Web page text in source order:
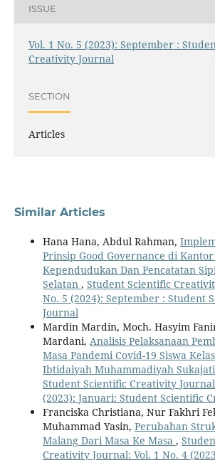
ISSUE
Vol. 1 No. 5 (2023): September :
Creativity Journal
SECTION
Articles
Similar Articles
Hana Hana, Abdul Rahman,
Prinsip Good Governance di
Kependudukan Dan Pencatatan
Selatan , Student Scientific
No. 5 (2024): September : Student
Journal
Mardin Mardin, Moch. Hasyim
Mardani, Analisis Pelaksanaan
Masa Pandemi Covid-19 Siswa
Ibtidaiyah Muhammadiyah
Student Scientific Creativity
(2023): Januari: Student Scientific
Franciska Christiana, Nur Fakhri
Muhammad Yasin, Perubahan
Malang Dari Masa Ke Masa ,
Creativity Journal: Vol. 1 No. 4